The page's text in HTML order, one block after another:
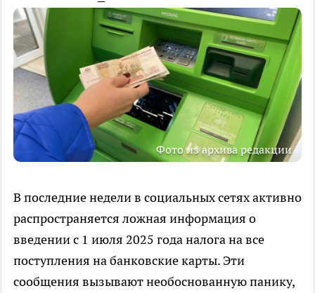
Фото из архива редакции
В последние недели в социальных сетях активно
распространяется ложная информация о
введении с 1 июля 2025 года налога на все
поступления на банковские карты. Эти
сообщения вызывают необоснованную панику,